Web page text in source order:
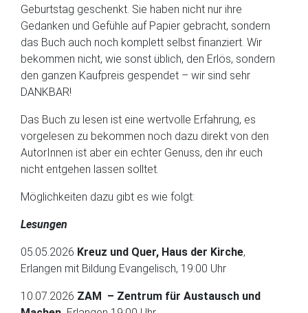
Geburtstag geschenkt. Sie haben nicht nur ihre
Gedanken und Gefühle auf Papier gebracht, sondern
das Buch auch noch komplett selbst finanziert. Wir
bekommen nicht, wie sonst üblich, den Erlös, sondern
den ganzen Kaufpreis gespendet – wir sind sehr
DANKBAR!
Das Buch zu lesen ist eine wertvolle Erfahrung, es
vorgelesen zu bekommen noch dazu direkt von den
AutorInnen ist aber ein echter Genuss, den ihr euch
nicht entgehen lassen solltet.
Möglichkeiten dazu gibt es wie folgt:
Lesungen
05.05.2026 Kreuz und Quer, Haus der Kirche,
Erlangen mit Bildung Evangelisch, 19:00 Uhr
10.07.2026 ZAM – Zentrum für Austausch und